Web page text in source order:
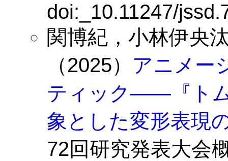
doi:_10.11247/
関博紀，小林伊央
（2025） アニメー
ティック——『ト
象とした変形表現
72回研究発表大会